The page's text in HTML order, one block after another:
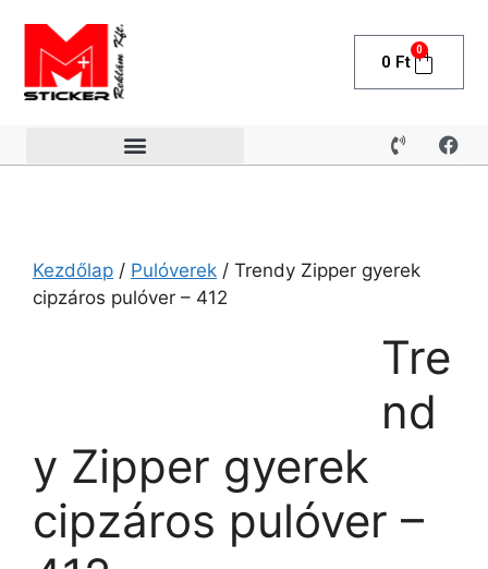
0 Ft
0
Kezdőlap / Pulóverek / Trendy Zipper gyerek
cipzáros pulóver – 412
Tre
nd
y Zipper gyerek
cipzáros pulóver –